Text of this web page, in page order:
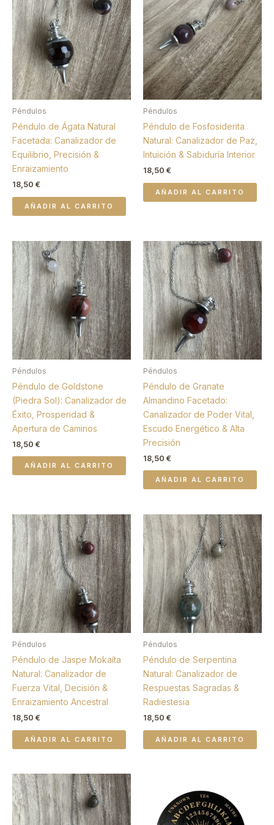
Péndulos
Péndulo de Ágata Natural
Facetada: Canalizador de
Equilibrio, Precisión &
Enraizamiento
18,50 €
AÑADIR AL CARRITO
Péndulos
Péndulo de Fosfosiderita
Natural: Canalizador de Paz,
Intuición & Sabiduría Interior
18,50 €
AÑADIR AL CARRITO
Péndulos
Péndulo de Goldstone
(Piedra Sol): Canalizador de
Éxito, Prosperidad &
Apertura de Caminos
18,50 €
AÑADIR AL CARRITO
Péndulos
Péndulo de Granate
Almandino Facetado:
Canalizador de Poder Vital,
Escudo Energético & Alta
Precisión
18,50 €
AÑADIR AL CARRITO
Péndulos
Péndulo de Jaspe Mokaíta
Natural: Canalizador de
Fuerza Vital, Decisión &
Enraizamiento Ancestral
18,50 €
AÑADIR AL CARRITO
Péndulos
Péndulo de Serpentina
Natural: Canalizador de
Respuestas Sagradas &
Radiestesia
18,50 €
AÑADIR AL CARRITO